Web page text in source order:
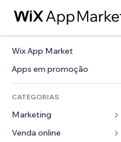
Wix App Market
Apps em promoção
CATEGORIAS
Marketing
Anúncios
Venda online